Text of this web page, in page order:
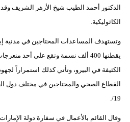
الدكتور أحمد الطيب شيخ الأزهر الشريف
الكاثوليكية.
وتستهدف المساعدات المحتاجين في مدنية
يقطنها 400 ألف نسمة وتقع على أحد
الكثيفة في البيرو، وتأتي كذلك استمراراً
القطاع الصحي والمحتاجين في مختلف دول
19/.
وقال القائم بالأعمال في سفارة دولة